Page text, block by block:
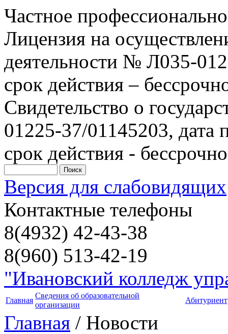
Частное
Лицензия на
деятельности № Л035-
срок действия –
Свидетельство о
01225-37/01145203, дата
срок действия - бессрочно
Версия для слабовидящих
Контактные телефоны
8(4932) 42-43-38
8(960) 513-42-19
"Ивановский колледж
Главная
Сведения об образовательной
организации
Главная / Новости